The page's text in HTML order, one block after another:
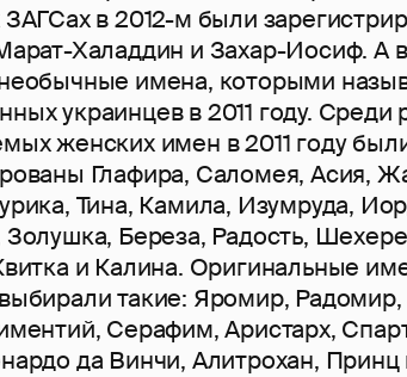
ЗАГСах в 2012-м были
Халаддин и Захар-Иосиф. А
имена, которыми
украинцев в 2011 году. Среди
женских имен в 2011 году
Глафира, Саломея, Асия,
Тина, Камила, Изумруда,
Береза, Радость,
и Калина. Оригинальные
такие: Яромир, Радомир,
Серафим, Аристарх,
да Винчи, Алитрохан, Принц